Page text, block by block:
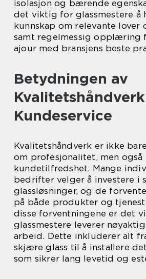
isolasjon og bærende
det viktig for glassmestere å
kunnskap om relevante lover
samt regelmessig opplæring
ajour med bransjens beste
Betydningen av
Kundeservice
Kvalitetshåndverk er ikke
om profesjonalitet, men også
kundetilfredshet. Mange
bedrifter velger å investere i
glassløsninger, og de
på både produkter og
disse forventningene er det
glassmestere leverer
arbeid. Dette inkluderer alt
skjære glass til å installere
som sikrer lang levetid og